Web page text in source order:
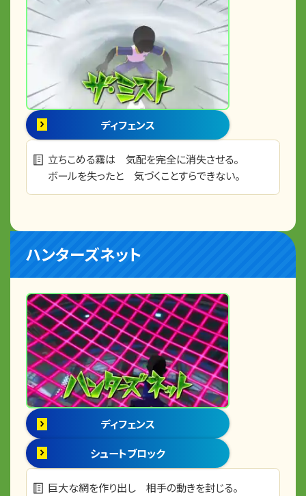
ディフェンス
立ちこめる霧は 気配を完全に消失させる。
ボールを失ったと 気づくことすらできない。
ハンターズネット
ディフェンス
シュートブロック
巨大な網を作り出し 相手の動きを封じる。